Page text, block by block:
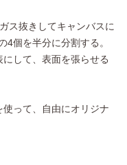
ス抜きしてキャンバスに
4個を半分に分割する。
して、表面を張らせる
って、自由にオリジナ